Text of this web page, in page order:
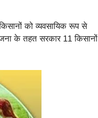
को व्यवसायिक रूप से
के तहत सरकार 11 किसानों